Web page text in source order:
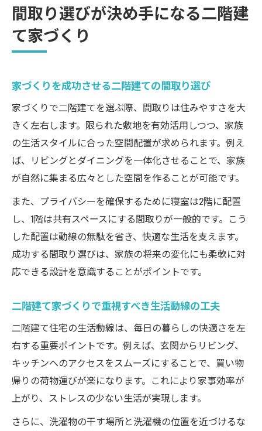
間取り選びが決め手になる二階建
て家づくり
家づくりを成功させる二階建ての間取り選び
家づくりで二階建てを選ぶ際、間取りは住みやすさを大
きく左右します。限られた敷地を有効活用しつつ、家族
の生活スタイルに合った空間配置が求められます。例え
ば、リビングとダイニングを一体化させることで、家族
が自然に集まる広々とした空間を作ることが可能です。
また、プライバシーを確保するために寝室は2階に配置
し、1階は共有スペースにする間取りが一般的です。こう
した配置は動線の無駄を省き、快適な生活を支えます。
成功する間取り選びは、家族の将来の変化にも柔軟に対
応できる設計を意識することがポイントです。
二階建て家づくりで重視すべき生活動線の工夫
二階建て住宅の生活動線は、毎日の暮らしの快適さを左
右する重要ポイントです。例えば、玄関からリビング、
キッチンへのアクセスをスムーズにすることで、買い物
帰りの荷物運びが楽になります。これにより家事効率が
上がり、ストレスの少ない生活が実現します。
さらに、洗濯物の干す場所と洗濯機の位置を近づけるな